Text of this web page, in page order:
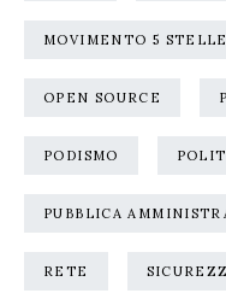
MOVIMENTO 5 STELLE
OPEN SOURCE
PODISMO
PUBBLICA
RETE